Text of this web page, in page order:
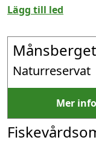
Lägg till led
Månsberget
Naturreservat
Mer